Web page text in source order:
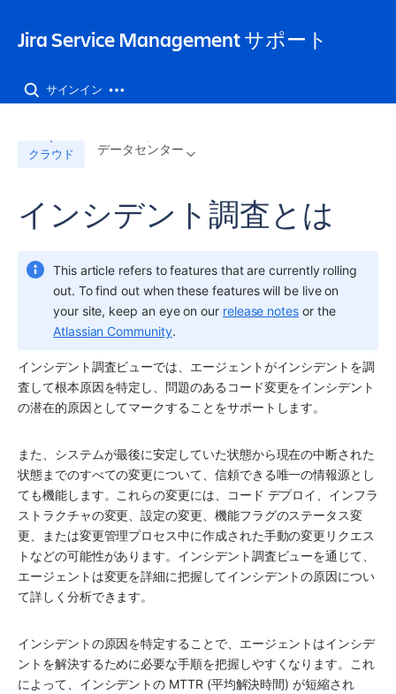
Jira Service Management サポート
サインイン
クラウド データセンター
インシデント調査とは
This article refers to features that are currently rolling
out. To find out when these features will be live on
your site, keep an eye on our release notes
or the
Atlassian Community.
インシデント調査ビューでは、エージェントがインシデントを調
査して根本原因を特定し、問題のあるコード変更をインシデント
の潜在的原因としてマークすることをサポートします。
また、システムが最後に安定していた状態から現在の中断された
状態までのすべての変更について、信頼できる唯一の情報源とし
ても機能します。これらの変更には、コード デプロイ、インフラ
ストラクチャの変更、設定の変更、機能フラグのステータス変
更、または変更管理プロセス中に作成された手動の変更リクエス
トなどの可能性があります。インシデント調査ビューを通じて、
エージェントは変更を詳細に把握してインシデントの原因につい
て詳しく分析できます。
インシデントの原因を特定することで、エージェントはインシデ
ントを解決するために必要な手順を把握しやすくなります。これ
によって、インシデントの MTTR (平均解決時間) が短縮され